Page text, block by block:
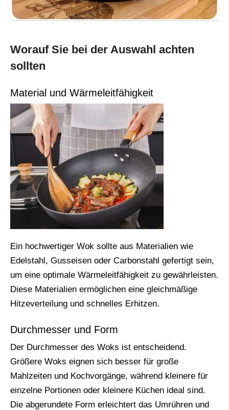
Worauf Sie bei der Auswahl achten
sollten
Material und Wärmeleitfähigkeit
Ein hochwertiger Wok sollte aus Materialien wie
Edelstahl, Gusseisen oder Carbonstahl gefertigt sein,
um eine optimale Wärmeleitfähigkeit zu gewährleisten.
Diese Materialien ermöglichen eine gleichmäßige
Hitzeverteilung und schnelles Erhitzen.
Durchmesser und Form
Der Durchmesser des Woks ist entscheidend.
Größere Woks eignen sich besser für große
Mahlzeiten und Kochvorgänge, während kleinere für
einzelne Portionen oder kleinere Küchen ideal sind.
Die abgerundete Form erleichtert das Umrühren und